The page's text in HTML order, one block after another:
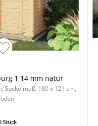
1 14 mm natur
Sockelmaß: 180 x 121 cm,
Stück